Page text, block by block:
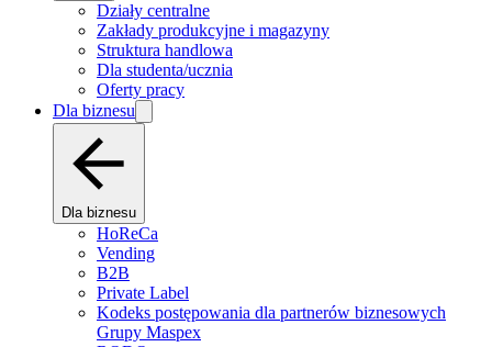
Działy centralne
Zakłady produkcyjne i magazyny
Struktura handlowa
Dla studenta/ucznia
Oferty pracy
Dla biznesu
Dla biznesu
HoReCa
Vending
B2B
Private Label
Kodeks postępowania dla partnerów biznesowych
Grupy Maspex